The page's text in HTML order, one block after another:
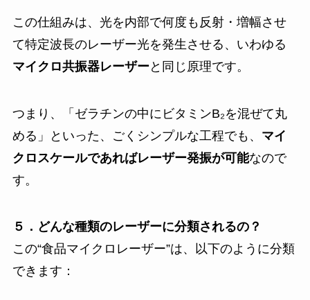
この仕組みは、光を内部で何度も反射・増幅させ
て特定波長のレーザー光を発生させる、いわゆる
マイクロ共振器レーザーと同じ原理です。
つまり、「ゼラチンの中にビタミンB₂を混ぜて丸
める」といった、ごくシンプルな工程でも、 マイ
クロスケールであればレーザー発振が可能なので
す。
５．どんな種類のレーザーに分類されるの？
この“食品マイクロレーザー”は、以下のように分類
できます：